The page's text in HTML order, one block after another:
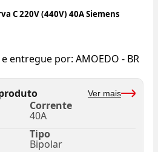
C 220V (440V) 40A Siemens
entregue por: AMOEDO - BR
Ver mais
Corrente
40A
Tipo
Bipolar